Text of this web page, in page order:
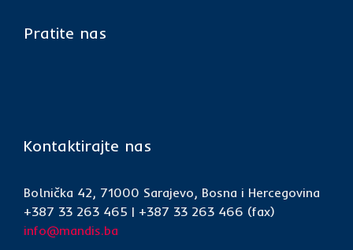
Pratite nas
Kontaktirajte nas
Bolnička 42, 71000 Sarajevo, Bosna i Hercegovina
+387 33 263 465 | +387 33 263 466 (fax)
info@mandis.ba